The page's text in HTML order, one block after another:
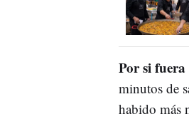
Por si
minutos de
habido más